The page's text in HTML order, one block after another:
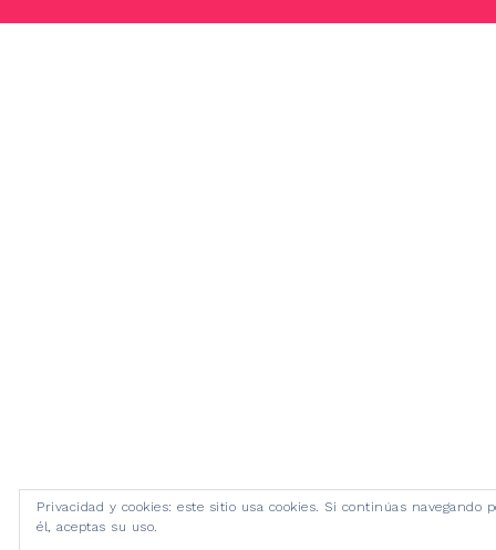
Privacidad y cookies: este sitio usa cookies. Si continúas navegando
él, aceptas su uso.